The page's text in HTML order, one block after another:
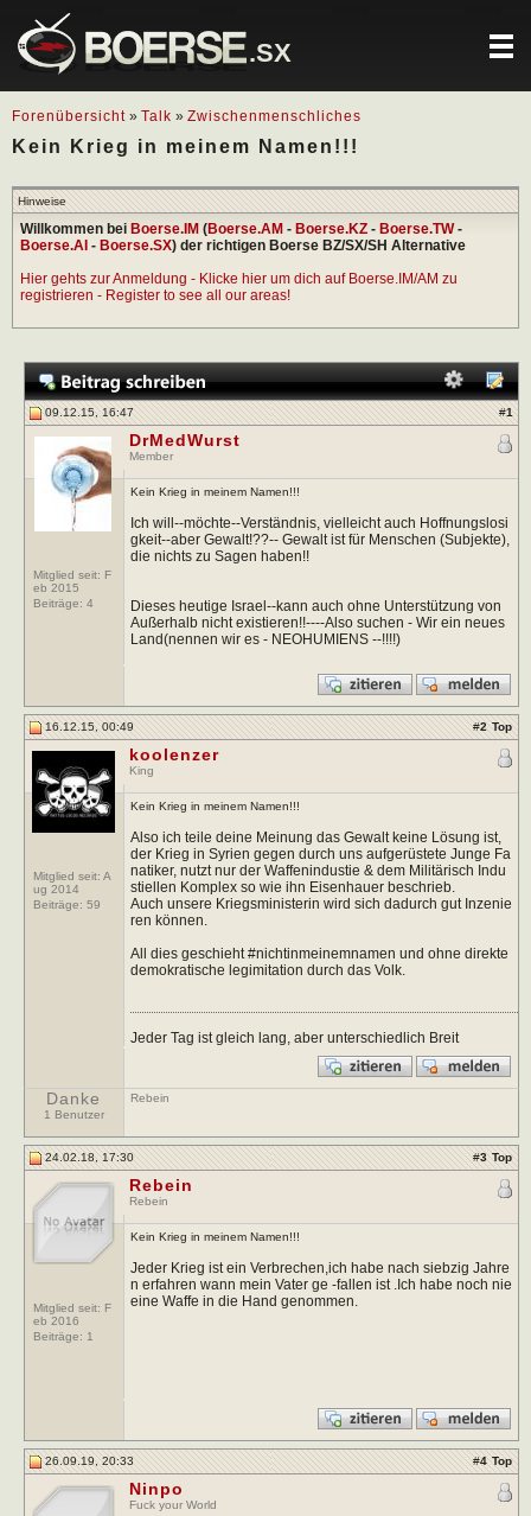
.SX
Forenübersicht » Talk » Zwischenmenschliches
Kein Krieg in meinem Namen!!!
Hinweise
Willkommen bei Boerse.IM (Boerse.AM - Boerse.KZ - Boerse.TW-
Boerse.AI - Boerse.SX) der richtigen Boerse BZ/SX/SH Alternative
Hier gehts zur Anmeldung - Klicke hier um dich auf Boerse.IM/AM zu
registrieren - Register to see all our areas!
09.12.15, 16:47 #1
Mitglied seit: F
eb 2015
Beiträge: 4
DrMedWurst
Member
Kein Krieg in meinem Namen!!!
Ich will--möchte--Verständnis, vielleicht auch Hoffnungslosi
gkeit--aber Gewalt!??-- Gewalt ist für Menschen (Subjekte),
die nichts zu Sagen haben!!
Dieses heutige Israel--kann auch ohne Unterstützung von
Außerhalb nicht existieren!!----Also suchen - Wir ein neues
Land(nennen wir es - NEOHUMIENS --!!!!)
16.12.15, 00:49 #2 Top
Mitglied seit: A
ug 2014
Beiträge: 59
koolenzer
King
Kein Krieg in meinem Namen!!!
Also ich teile deine Meinung das Gewalt keine Lösung ist,
der Krieg in Syrien gegen durch uns aufgerüstete Junge Fa
natiker, nutzt nur der Waffenindustie & dem Militärisch Indu
stiellen Komplex so wie ihn Eisenhauer beschrieb.
Auch unsere Kriegsministerin wird sich dadurch gut Inzenie
ren können.
All dies geschieht #nichtinmeinemnamen und ohne direkte
demokratische legimitation durch das Volk.
Jeder Tag ist gleich lang, aber unterschiedlich Breit
Danke
1 Benutzer
Rebein
24.02.18, 17:30 #3 Top
Mitglied seit: F
eb 2016
Beiträge: 1
Rebein
Rebein
Kein Krieg in meinem Namen!!!
Jeder Krieg ist ein Verbrechen,ich habe nach siebzig Jahre
n erfahren wann mein Vater ge -fallen ist .Ich habe noch nie
eine Waffe in die Hand genommen.
26.09.19, 20:33 #4 Top
Ninpo
Fuck your World